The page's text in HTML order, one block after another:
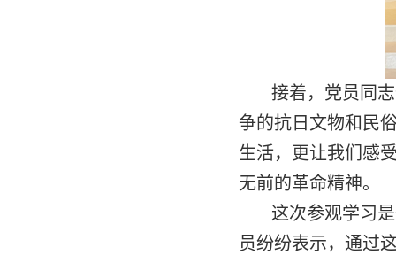
接着，党员同
争的抗日文物和民
生活，更让我们感
无前的革命精神。
这次参观学习
员纷纷表示，通过